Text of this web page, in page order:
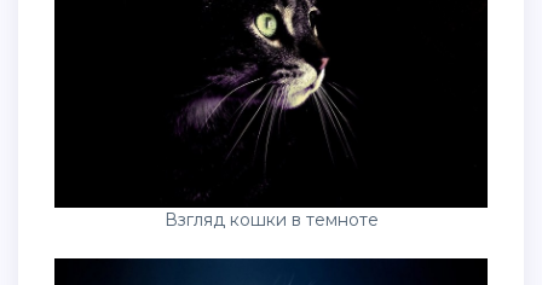
Взгляд кошки в темноте